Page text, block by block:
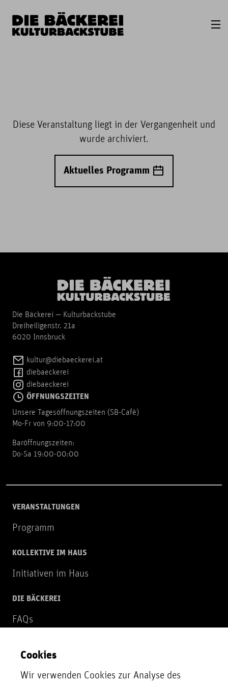
Diese Veranstaltung liegt in der Vergangenheit und
wurde archiviert.
Aktuelles Programm
Die Bäckerei — Kulturbackstube
Dreiheiligenstr. 21a
6020 Innsbruck
kultur@diebaeckerei.at
diebaeckerei
diebaeckerei
ÖFFNUNGSZEITEN
Unsere Tagesöffnungszeiten (SB-Cafè)
Mo-Fr von 9:00-17:00
Baröffnungszeiten:
Do-Sa 19:00-00:00
VERANSTALTUNGEN
Programm
KOLLEKTIVE IM HAUS
Initiativen im Haus
DIE BÄCKEREI
FAQs
NEWSLETTER
Zur Newsletter Anmeldung
Cookies
Wir verwenden Cookies zur Analyse des